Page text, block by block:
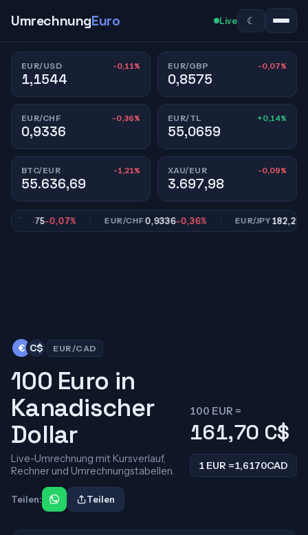
UmrechnungEuro Live ☾
EUR/USD -0,11%
1,1544
EUR/GBP -0,07%
0,8575
EUR/CHF -0,36%
0,9336
EUR/TL +0,14%
55,0659
BTC/EUR -1,21%
55.636,69
XAU/EUR -0,09%
3.697,98
0,8575 -0,07% EUR/CHF0,9336-0,36% EUR/JPY182,25-
€ C$ EUR/CAD
100 Euro in
Kanadischer
Dollar
Live-Umrechnung mit Kursverlauf,
Rechner und Umrechnungstabellen.
100 EUR =
161,70 C$
1 EUR =1,6170CAD
Teilen: Teilen